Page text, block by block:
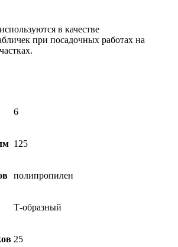
в качестве
при посадочных работах на
6
125
полипропилен
Т-образный
25